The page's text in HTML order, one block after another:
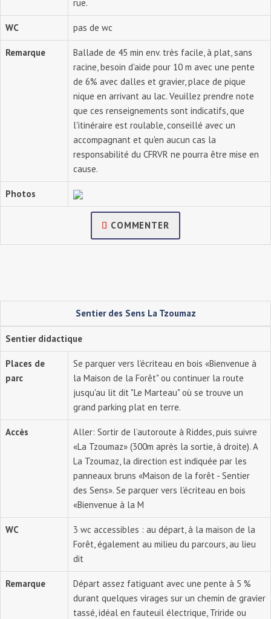
rue.
WC pas de wc
Remarque
Ballade de 45 min env. très facile, à plat, sans
racine, besoin d'aide pour 10 m avec une pente
de 6% avec dalles et gravier, place de pique
nique en arrivant au lac. Veuillez prendre note
que ces renseignements sont indicatifs, que
l'itinéraire est roulable, conseillé avec un
accompagnant et qu'en aucun cas la
responsabilité du CFRVR ne pourra être mise en
cause.
Photos
COMMENTER
Sentier des Sens La Tzoumaz
Sentier didactique
Places de
parc
Se parquer vers l’écriteau en bois «Bienvenue à
la Maison de la Forêt" ou continuer la route
jusqu'au lit dit "Le Marteau" où se trouve un
grand parking plat en terre.
Accès
Aller: Sortir de l’autoroute à Riddes, puis suivre
«La Tzoumaz» (300m après la sortie, à droite). A
La Tzoumaz, la direction est indiquée par les
panneaux bruns «Maison de la forêt - Sentier
des Sens». Se parquer vers l’écriteau en bois
«Bienvenue à la M
WC
3 wc accessibles : au départ, à la maison de la
Forêt, également au milieu du parcours, au lieu
dit
Remarque
Départ assez fatiguant avec une pente à 5 %
durant quelques virages sur un chemin de gravier
tassé, idéal en fauteuil électrique, Triride ou